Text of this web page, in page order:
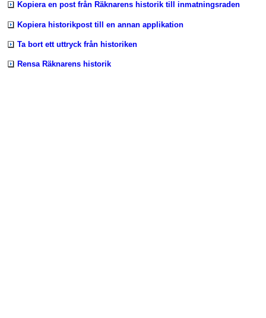
Kopiera en post från Räknarens historik till inmatningsraden
Kopiera historikpost till en annan applikation
Ta bort ett uttryck från historiken
Rensa Räknarens historik